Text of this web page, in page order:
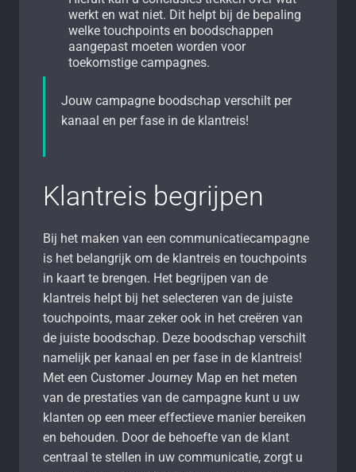
werkt en wat niet. Dit helpt bij de bepaling
welke touchpoints en boodschappen
aangepast moeten worden voor
toekomstige campagnes.
Jouw campagne boodschap verschilt per
kanaal en per fase in de klantreis!
Klantreis begrijpen
Bij het maken van een communicatiecampagne
is het belangrijk om de klantreis en touchpoints
in kaart te brengen. Het begrijpen van de
klantreis helpt bij het selecteren van de juiste
touchpoints, maar zeker ook in het creëren van
de juiste boodschap. Deze boodschap verschilt
namelijk per kanaal en per fase in de klantreis!
Met een Customer Journey Map en het meten
van de prestaties van de campagne kunt u uw
klanten op een meer effectieve manier bereiken
en behouden. Door de behoefte van de klant
centraal te stellen in uw communicatie, zorgt u